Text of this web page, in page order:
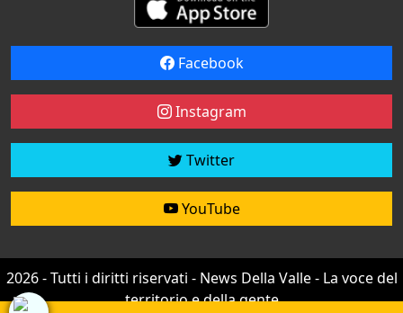
Facebook
Instagram
Twitter
YouTube
2026 - Tutti i diritti riservati - News Della Valle - La voce del
territorio e della gente